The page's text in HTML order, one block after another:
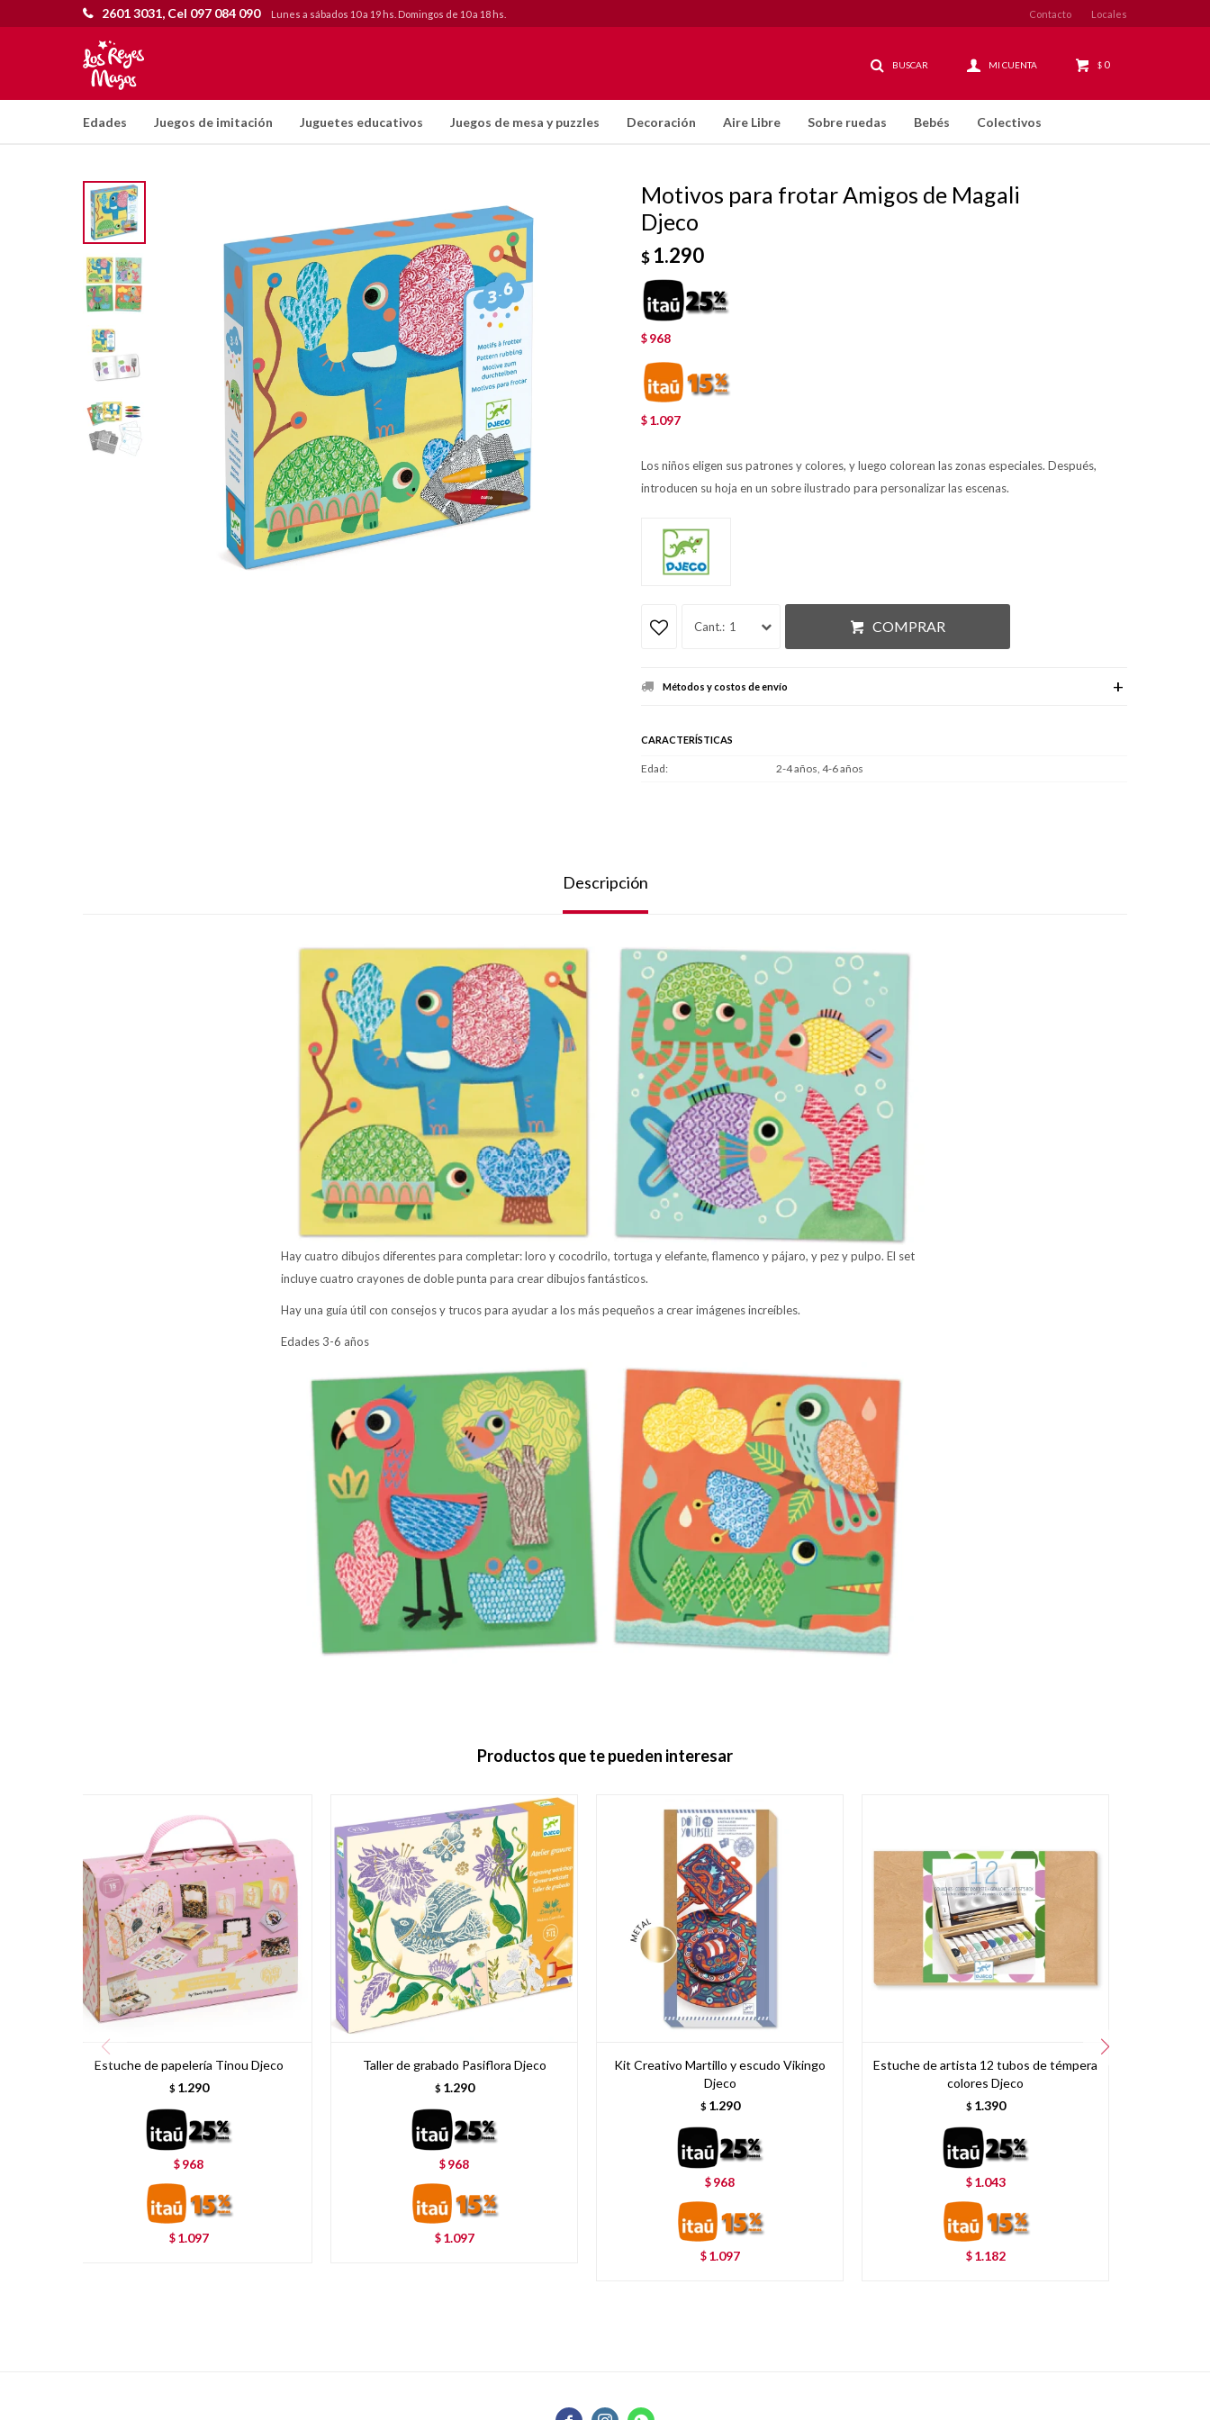
Edades Juegos de imitación Juguetes educativos Juegos de mesa y puzzles Decoración Aire Libre Sobre ruedas Bebés Colectivos
$ 0
2601 3031, Cel 097 084 090 Lunes a sábados 10 a 19 hs. Domingos de 10 a 18 hs. Contacto Locales
Motivos para frotar Amigos de Magali
Djeco
$ 1.290
$ 968
$ 1.097
Los niños eligen sus patrones y colores, y luego colorean las zonas especiales. Después,
introducen su hoja en un sobre ilustrado para personalizar las escenas.
1 COMPRAR
Métodos y costos de envío
CARACTERÍSTICAS
Edad 2-4 años, 4-6 años
Descripción
Hay cuatro dibujos diferentes para completar: loro y cocodrilo, tortuga y elefante, flamenco y pájaro, y pez y pulpo. El set
incluye cuatro crayones de doble punta para crear dibujos fantásticos.
Hay una guía útil con consejos y trucos para ayudar a los más pequeños a crear imágenes increíbles.
Edades 3-6 años
Productos que te pueden interesar
Estuche de papelería Tinou Djeco
$ 1.290
$ 968
$ 1.097
Taller de grabado Pasiflora Djeco
$ 1.290
$ 968
$ 1.097
Kit Creativo Martillo y escudo Vikingo
Djeco
$ 1.290
$ 968
$ 1.097
Estuche de artista 12 tubos de témpera
colores Djeco
$ 1.390
$ 1.043
$ 1.182